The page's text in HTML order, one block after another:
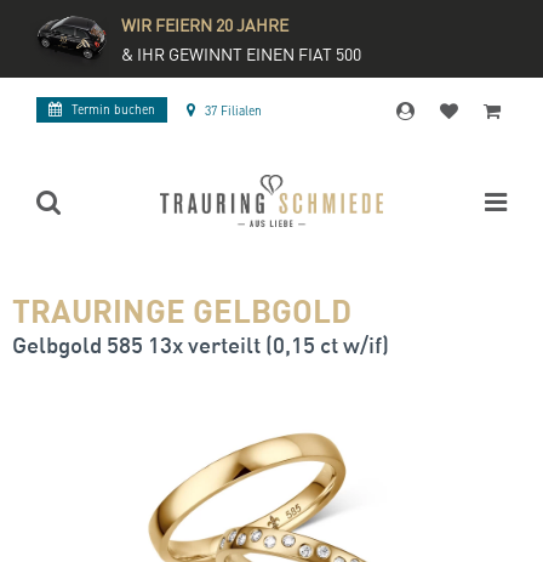
WIR FEIERN 20 JAHRE
& IHR GEWINNT EINEN FIAT 500
Termin buchen 37 Filialen
TRAURINGE GELBGOLD
Gelbgold 585 13x verteilt (0,15 ct w/if)